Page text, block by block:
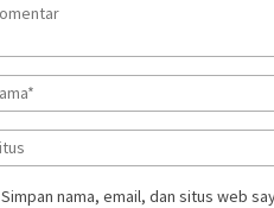
Simpan nama, email, dan situs web